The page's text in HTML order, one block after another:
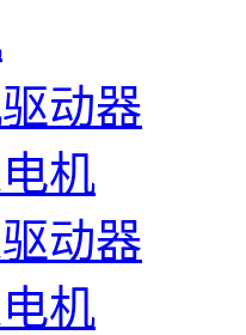
动器
机
动器
机